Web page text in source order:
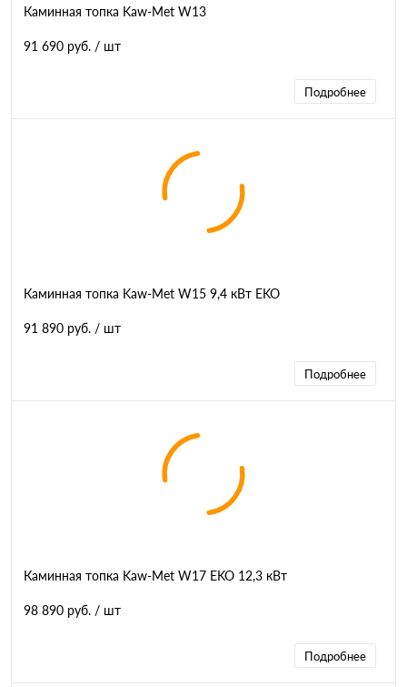
Каминная топка Kaw-Met W13
91 690 руб. / шт
Подробнее
Каминная топка Kaw-Met W15 9,4 кВт EKO
91 890 руб. / шт
Подробнее
Каминная топка Kaw-Met W17 EKO 12,3 кВт
98 890 руб. / шт
Подробнее